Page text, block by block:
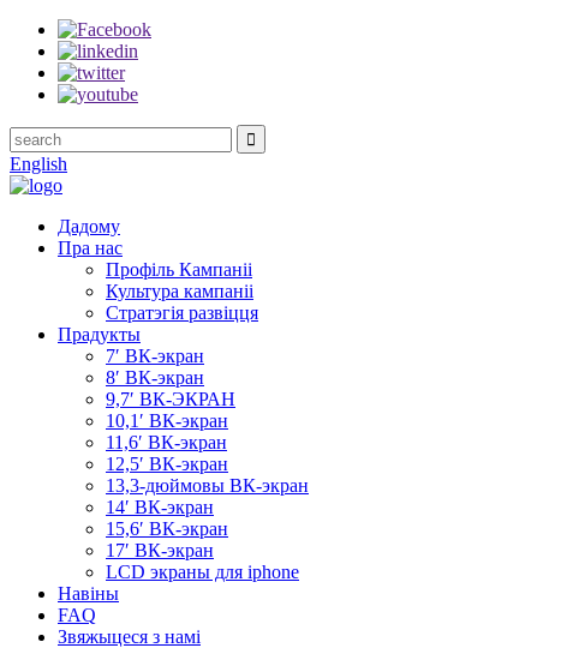
English
Дадому
Пра нас
Профіль Кампаніі
Культура кампаніі
Стратэгія развіцця
Прадукты
7′ ВК-экран
8′ ВК-экран
9,7′ ВК-ЭКРАН
10,1′ ВК-экран
11,6′ ВК-экран
12,5′ ВК-экран
13,3-дюймовы ВК-экран
14′ ВК-экран
15,6′ ВК-экран
17′ ВК-экран
LCD экраны для iphone
Навіны
FAQ
Звяжыцеся з намі